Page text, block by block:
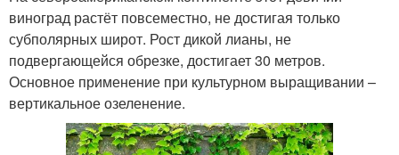
виноград растёт повсеместно, не достигая только
субполярных широт. Рост дикой лианы, не
подвергающейся обрезке, достигает 30 метров.
Основное применение при культурном выращивании –
вертикальное озеленение.